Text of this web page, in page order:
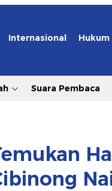
Internasional Hukum
Suara Pembaca